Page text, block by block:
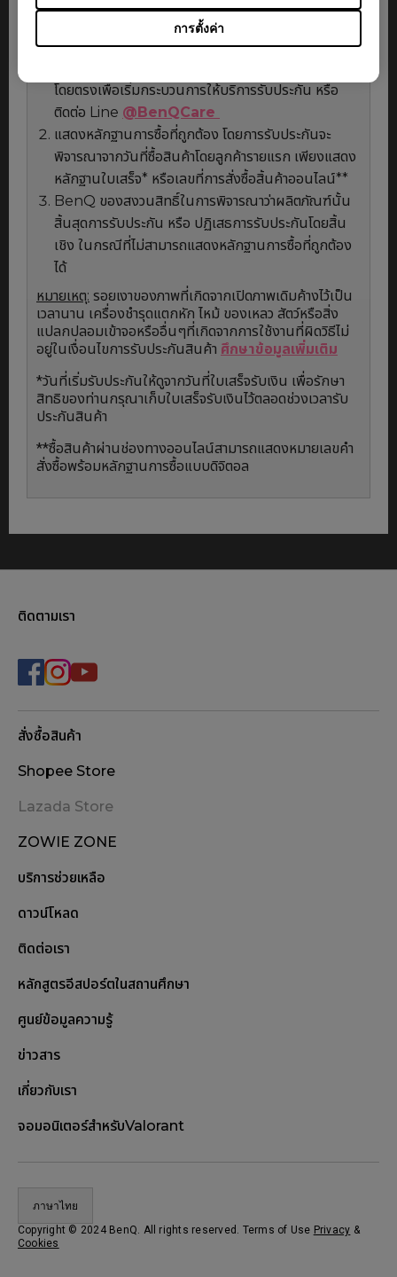
การตั้งค่า
ขั้นตอนการรับประกัน และเงื่อนไข
โดยตรงเพื่อเริ่มกระบวนการให้บริการรับประกัน หรือ
ติดต่อ Line @BenQCare
แสดงหลักฐานการซื้อที่ถูกต้อง โดยการรับประกันจะ
พิจารณาจากวันที่ซื้อสินค้าโดยลูกค้ารายแรก เพียงแสดง
หลักฐานใบเสร็จ* หรือเลขที่การสั่งซื้อสิ้นค้าออนไลน์**
BenQ ของสงวนสิทธิ์ในการพิจารณาว่าผลิตภัณฑ์นั้น
สิ้นสุดการรับประกัน หรือ ปฏิเสธการรับประกันโดยสิ้น
เชิง ในกรณีที่ไม่สามารถแสดงหลักฐานการซื้อที่ถูกต้อง
ได้
หมายเหตุ: รอยเงาของภาพที่เกิดจากเปิดภาพเดิมค้างไว้เป็น
เวลานาน เครื่องชำรุดแตกหัก ไหม้ ของเหลว สัตว์หรือสิ่ง
แปลกปลอมเข้าจอหรืออื่นๆที่เกิดจากการใช้งานที่ผิดวิธีไม่
อยู่ในเงื่อนไขการรับประกันสินค้า ศึกษาข้อมูลเพิ่มเติม
*วันที่เริ่มรับประกันให้ดูจากวันที่ใบเสร็จรับเงิน เพื่อรักษา
สิทธิของท่านกรุณาเก็บใบเสร็จรับเงินไว้ตลอดช่วงเวลารับ
ประกันสินค้า
**ซื้อสินค้าผ่านช่องทางออนไลน์สามารถแสดงหมายเลขคำ
สั่งซื้อพร้อมหลักฐานการซื้อแบบดิจิตอล
ติดตามเรา
สั่งซื้อสินค้า
Shopee Store
Lazada Store
ZOWIE ZONE
บริการช่วยเหลือ
ดาวน์โหลด
ติดต่อเรา
หลักสูตรอีสปอร์ตในสถานศึกษา
ศูนย์ข้อมูลความรู้
ข่าวสาร
เกี่ยวกับเรา
จอมอนิเตอร์สำหรับValorant
ภาษาไทย
Copyright © 2024 BenQ. All rights reserved. Terms of Use Privacy &
Cookies